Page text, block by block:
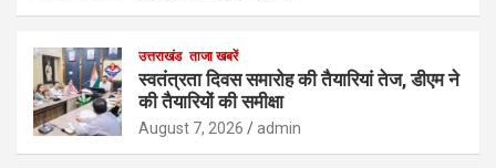
उत्तराखंड ताजा खबरें
स्वतंत्रता दिवस समारोह की तैयारियां तेज, डीएम ने
की तैयारियों की समीक्षा
August 7, 2026 admin